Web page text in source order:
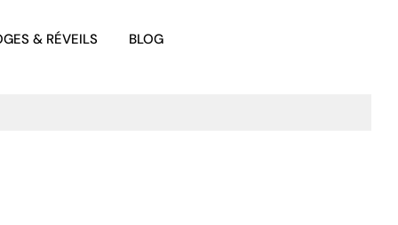
& RÉVEILS BLOG